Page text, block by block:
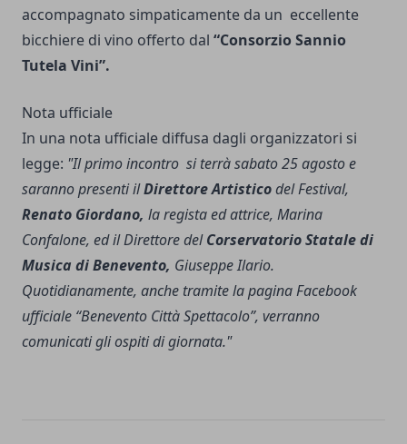
accompagnato simpaticamente da un eccellente
bicchiere di vino offerto dal “Consorzio Sannio
Tutela Vini”.
Nota ufficiale
In una nota ufficiale diffusa dagli organizzatori si
legge: "Il primo incontro si terrà sabato 25 agosto e
saranno presenti ilDirettore Artisticodel Festival,
Renato Giordano, la regista ed attrice, Marina
Confalone, ed il Direttore delCorservatorio Statale di
Musica di Benevento, Giuseppe Ilario.
Quotidianamente, anche tramite la pagina Facebook
ufficiale “Benevento Città Spettacolo”, verranno
comunicati gli ospiti di giornata."